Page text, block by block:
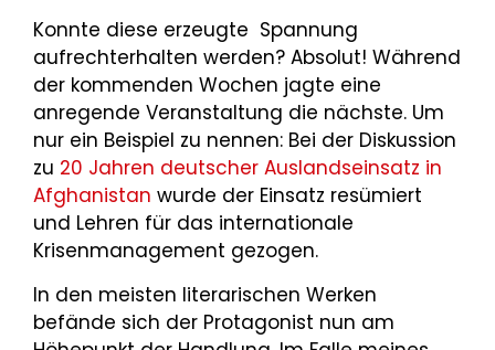
Konnte diese erzeugte Spannung
aufrechterhalten werden? Absolut! Während
der kommenden Wochen jagte eine
anregende Veranstaltung die nächste. Um
nur ein Beispiel zu nennen: Bei der Diskussion
zu 20 Jahren deutscher Auslandseinsatz in
Afghanistan wurde der Einsatz resümiert
und Lehren für das internationale
Krisenmanagement gezogen.
In den meisten literarischen Werken
befände sich der Protagonist nun am